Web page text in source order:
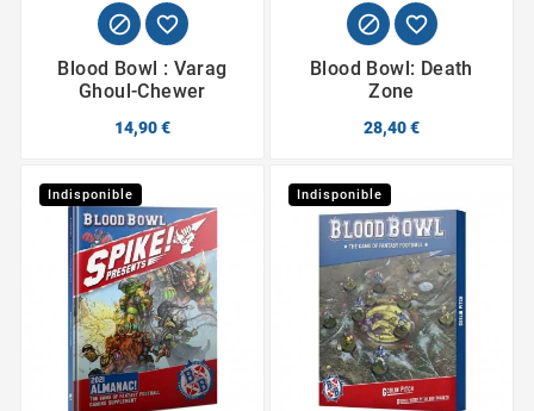
 
Blood Bowl : Varag
Ghoul-Chewer
14,90 €
 
Blood Bowl: Death
Zone
28,40 €
Indisponible Indisponible